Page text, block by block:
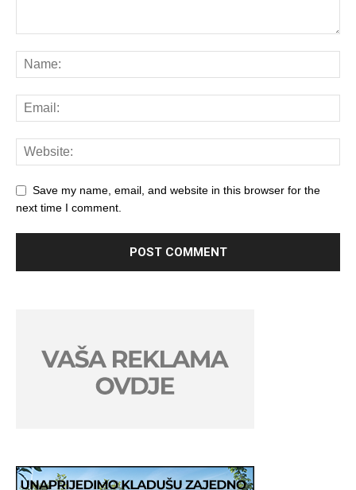
Save my name, email, and website in this browser for the
next time I comment.